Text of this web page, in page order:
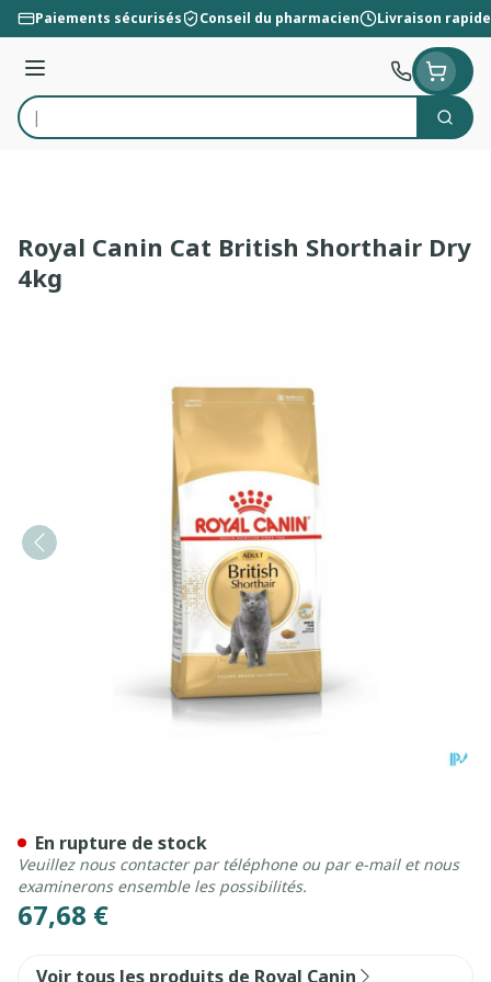
Aller au contenu
Paiements sécurisés Conseil du pharmacien Livraison rapide
Menu
Rechercher
Royal Canin Cat British Shorthair Dry
4kg
67,68 €
En rupture de stock
Veuillez nous contacter par téléphone ou par e-mail et nous
examinerons ensemble les possibilités.
Voir tous les produits de Royal Canin